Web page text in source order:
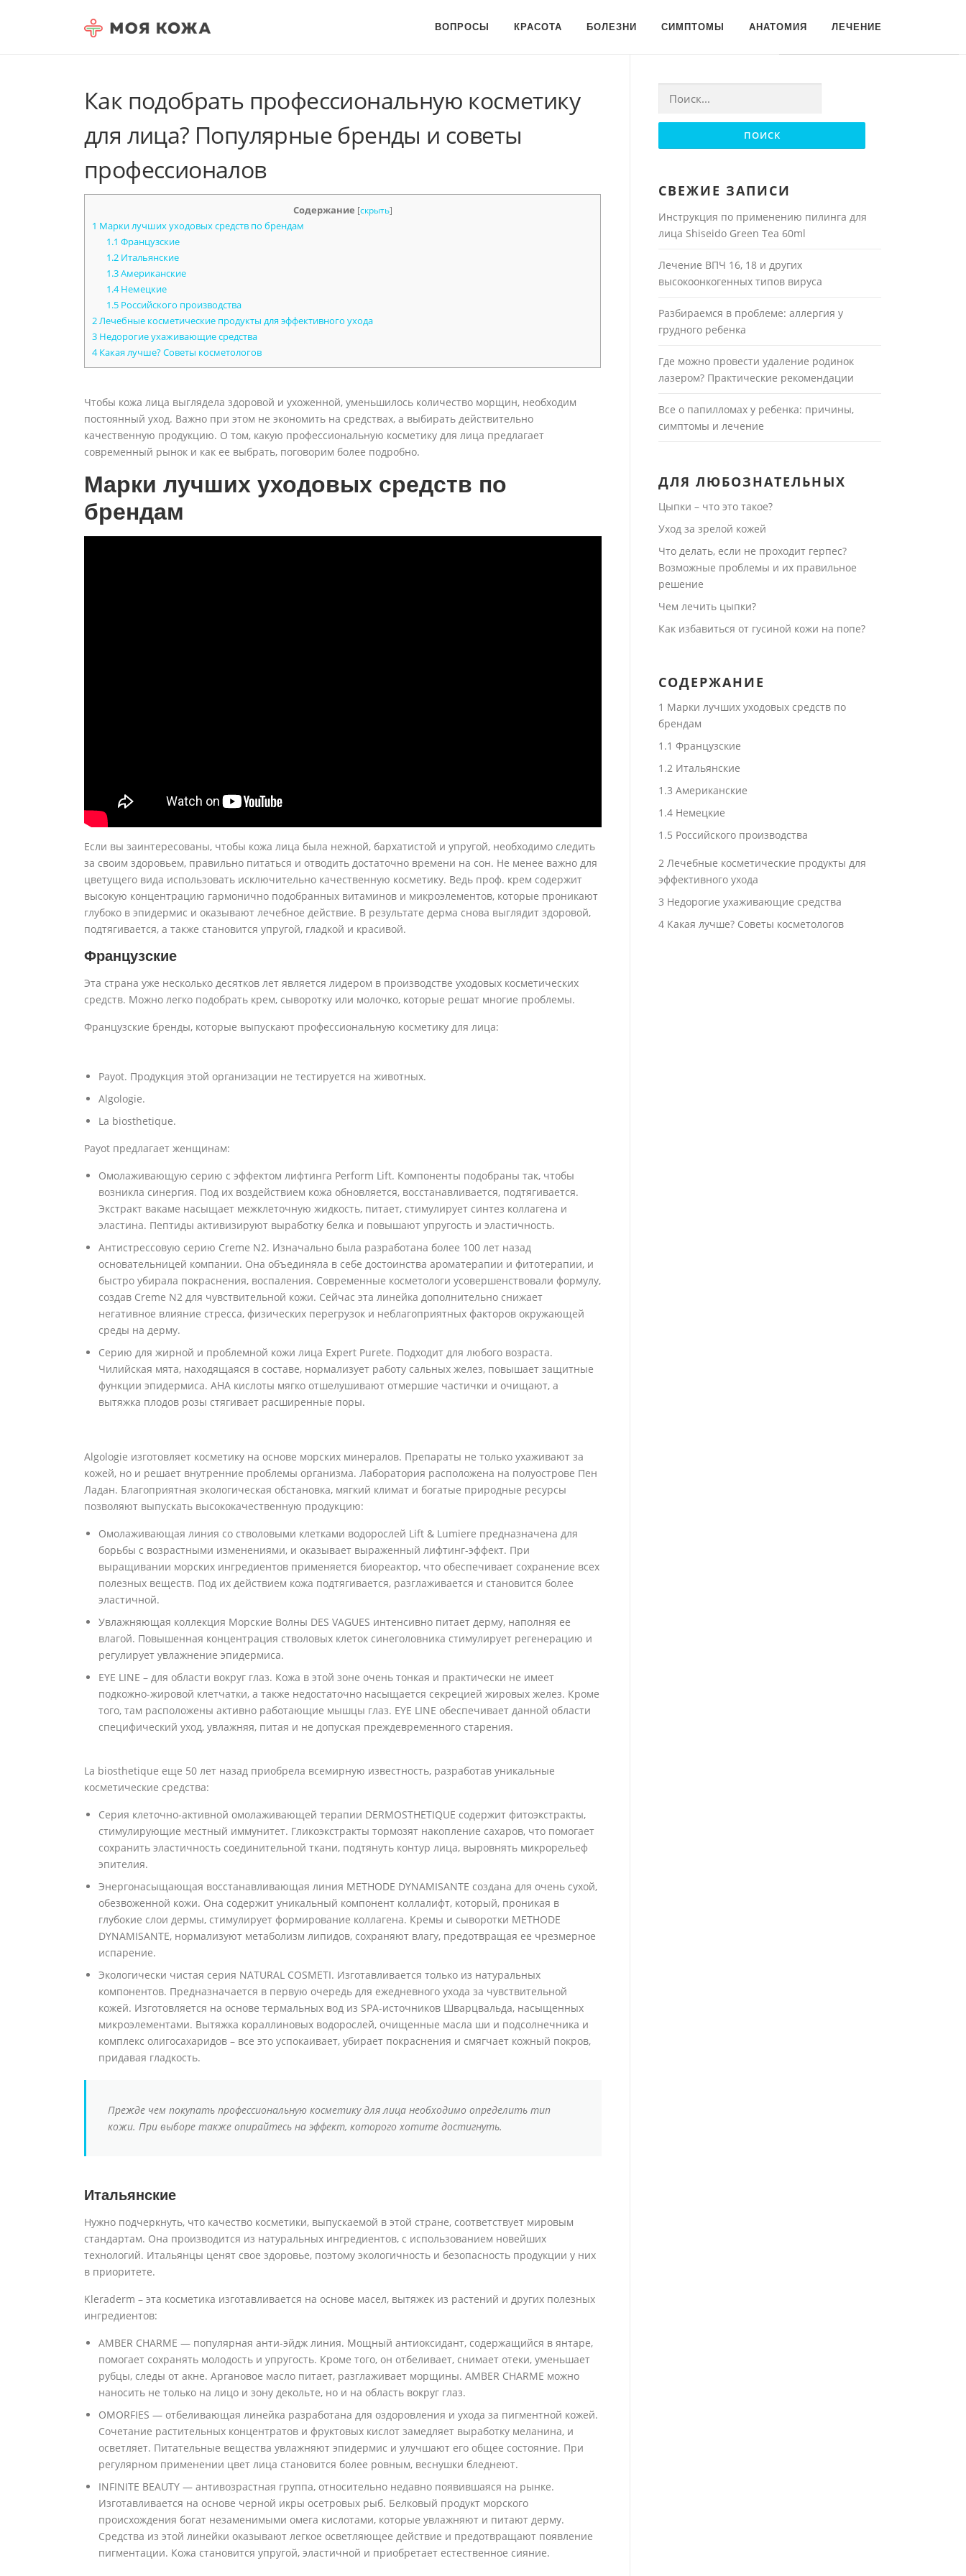
ВОПРОСЫ КРАСОТА БОЛЕЗНИ СИМПТОМЫ АНАТОМИЯ ЛЕЧЕНИЕ
Как подобрать профессиональную косметику
для лица? Популярные бренды и советы
профессионалов
Содержание [скрыть]
1 Марки лучших уходовых средств по брендам
1.1 Французские
1.2Итальянские
1.3Американские
1.4Немецкие
1.5Российского производства
2Лечебные косметические продукты для эффективного ухода
3 Недорогие ухаживающие средства
4Какая лучше? Советы косметологов
Чтобы кожа лица выглядела здоровой и ухоженной, уменьшилось количество морщин, необходим
постоянный уход. Важно при этом не экономить на средствах, а выбирать действительно
качественную продукцию. О том, какую профессиональную косметику для лица предлагает
современный рынок и как ее выбрать, поговорим более подробно.
Марки лучших уходовых средств по
брендам
Если вы заинтересованы, чтобы кожа лица была нежной, бархатистой и упругой, необходимо следить
за своим здоровьем, правильно питаться и отводить достаточно времени на сон. Не менее важно для
цветущего вида использовать исключительно качественную косметику. Ведь проф. крем содержит
высокую концентрацию гармонично подобранных витаминов и микроэлементов, которые проникают
глубоко в эпидермис и оказывают лечебное действие. В результате дерма снова выглядит здоровой,
подтягивается, а также становится упругой, гладкой и красивой.
Французские
Эта страна уже несколько десятков лет является лидером в производстве уходовых косметических
средств. Можно легко подобрать крем, сыворотку или молочко, которые решат многие проблемы.
Французские бренды, которые выпускают профессиональную косметику для лица:
Payot. Продукция этой организации не тестируется на животных.
Algologie.
La biosthetique.
Payot предлагает женщинам:
Омолаживающую серию с эффектом лифтинга Perform Lift. Компоненты подобраны так, чтобы
возникла синергия. Под их воздействием кожа обновляется, восстанавливается, подтягивается.
Экстракт вакаме насыщает межклеточную жидкость, питает, стимулирует синтез коллагена и
эластина. Пептиды активизируют выработку белка и повышают упругость и эластичность.
Антистрессовую серию Creme N2. Изначально была разработана более 100 лет назад
основательницей компании. Она объединяла в себе достоинства ароматерапии и фитотерапии, и
быстро убирала покраснения, воспаления. Современные косметологи усовершенствовали формулу,
создав Creme N2 для чувствительной кожи. Сейчас эта линейка дополнительно снижает
негативное влияние стресса, физических перегрузок и неблагоприятных факторов окружающей
среды на дерму.
Серию для жирной и проблемной кожи лица Expert Purete. Подходит для любого возраста.
Чилийская мята, находящаяся в составе, нормализует работу сальных желез, повышает защитные
функции эпидермиса. АНА кислоты мягко отшелушивают отмершие частички и очищают, а
вытяжка плодов розы стягивает расширенные поры.
Algologie изготовляет косметику на основе морских минералов. Препараты не только ухаживают за
кожей, но и решает внутренние проблемы организма. Лаборатория расположена на полуострове Пен
Ладан. Благоприятная экологическая обстановка, мягкий климат и богатые природные ресурсы
позволяют выпускать высококачественную продукцию:
Омолаживающая линия со стволовыми клетками водорослей Lift & Lumiere предназначена для
борьбы с возрастными изменениями, и оказывает выраженный лифтинг-эффект. При
выращивании морских ингредиентов применяется биореактор, что обеспечивает сохранение всех
полезных веществ. Под их действием кожа подтягивается, разглаживается и становится более
эластичной.
Увлажняющая коллекция Морские Волны DES VAGUES интенсивно питает дерму, наполняя ее
влагой. Повышенная концентрация стволовых клеток синеголовника стимулирует регенерацию и
регулирует увлажнение эпидермиса.
EYE LINE – для области вокруг глаз. Кожа в этой зоне очень тонкая и практически не имеет
подкожно-жировой клетчатки, а также недостаточно насыщается секрецией жировых желез. Кроме
того, там расположены активно работающие мышцы глаз. EYE LINE обеспечивает данной области
специфический уход, увлажняя, питая и не допуская преждевременного старения.
La biosthetique еще 50 лет назад приобрела всемирную известность, разработав уникальные
косметические средства:
Серия клеточно-активной омолаживающей терапии DERMOSTHETIQUE содержит фитоэкстракты,
стимулирующие местный иммунитет. Гликоэкстракты тормозят накопление сахаров, что помогает
сохранить эластичность соединительной ткани, подтянуть контур лица, выровнять микрорельеф
эпителия.
Энергонасыщающая восстанавливающая линия METHODE DYNAMISANTE создана для очень сухой,
обезвоженной кожи. Она содержит уникальный компонент коллалифт, который, проникая в
глубокие слои дермы, стимулирует формирование коллагена. Кремы и сыворотки METHODE
DYNAMISANTE, нормализуют метаболизм липидов, сохраняют влагу, предотвращая ее чрезмерное
испарение.
Экологически чистая серия NATURAL COSMETI. Изготавливается только из натуральных
компонентов. Предназначается в первую очередь для ежедневного ухода за чувствительной
кожей. Изготовляется на основе термальных вод из SPA-источников Шварцвальда, насыщенных
микроэлементами. Вытяжка кораллиновых водорослей, очищенные масла ши и подсолнечника и
комплекс олигосахаридов – все это успокаивает, убирает покраснения и смягчает кожный покров,
придавая гладкость.
Прежде чем покупать профессиональную косметику для лица необходимо определить тип
кожи. При выборе также опирайтесь на эффект, которого хотите достигнуть.
Итальянские
Нужно подчеркнуть, что качество косметики, выпускаемой в этой стране, соответствует мировым
стандартам. Она производится из натуральных ингредиентов, с использованием новейших
технологий. Итальянцы ценят свое здоровье, поэтому экологичность и безопасность продукции у них
в приоритете.
Kleraderm – эта косметика изготавливается на основе масел, вытяжек из растений и других полезных
ингредиентов:
AMBER CHARME — популярная анти-эйдж линия. Мощный антиоксидант, содержащийся в янтаре,
помогает сохранять молодость и упругость. Кроме того, он отбеливает, снимает отеки, уменьшает
рубцы, следы от акне. Аргановое масло питает, разглаживает морщины. AMBER CHARME можно
наносить не только на лицо и зону декольте, но и на область вокруг глаз.
OMORFIES — отбеливающая линейка разработана для оздоровления и ухода за пигментной кожей.
Сочетание растительных концентратов и фруктовых кислот замедляет выработку меланина, и
осветляет. Питательные вещества увлажняют эпидермис и улучшают его общее состояние. При
регулярном применении цвет лица становится более ровным, веснушки бледнеют.
INFINITE BEAUTY — антивозрастная группа, относительно недавно появившаяся на рынке.
Изготавливается на основе черной икры осетровых рыб. Белковый продукт морского
происхождения богат незаменимыми омега кислотами, которые увлажняют и питают дерму.
Средства из этой линейки оказывают легкое осветляющее действие и предотвращают появление
пигментации. Кожа становится упругой, эластичной и приобретает естественное сияние.
Найти:
СВЕЖИЕ ЗАПИСИ
Инструкция по применению пилинга для
лица Shiseido Green Tea 60ml
Лечение ВПЧ 16, 18 и других
высокоонкогенных типов вируса
Разбираемся в проблеме: аллергия у
грудного ребенка
Где можно провести удаление родинок
лазером? Практические рекомендации
Все о папилломах у ребенка: причины,
симптомы и лечение
ДЛЯ ЛЮБОЗНАТЕЛЬНЫХ
Цыпки – что это такое?
Уход за зрелой кожей
Что делать, если не проходит герпес?
Возможные проблемы и их правильное
решение
Чем лечить цыпки?
Как избавиться от гусиной кожи на попе?
СОДЕРЖАНИЕ
1 Марки лучших уходовых средств по
брендам
1.1 Французские
1.2Итальянские
1.3 Американские
1.4Немецкие
1.5 Российского производства
2Лечебные косметические продукты для
эффективного ухода
3 Недорогие ухаживающие средства
4Какая лучше? Советы косметологов
Для любых предложений по